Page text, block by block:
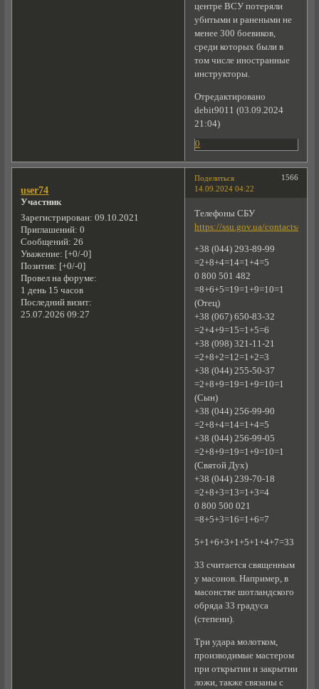
центре ВСУ потеряли
убитыми и ранеными не
менее 300 боевиков,
среди которых были в
том числе иностранные
инструкторы.
Отредактировано
debit9011 (03.09.2024
21:04)
0
Поделиться
1566
14.09.2024 04:22
user74
Участник
Зарегистрирован: 09.10.2021
Приглашений: 0
Сообщений: 26
Уважение: [+0/-0]
Позитив: [+0/-0]
Провел на форуме:
1 день 15 часов
Последний визит:
25.07.2026 09:27
Телефоны СБУ
https://ssu.gov.ua/contacts/
+38 (044) 293-89-99
=2+8+4=14=1+4=5
0 800 501 482
=8+6+5=19=1+9=10=1
(Отец)
+38 (067) 650-83-32
=2+4+9=15=1+5=6
+38 (098) 321-11-21
=2+8+2=12=1+2=3
+38 (044) 255-50-37
=2+8+9=19=1+9=10=1
(Сын)
+38 (044) 256-99-90
=2+8+4=14=1+4=5
+38 (044) 256-99-05
=2+8+9=19=1+9=10=1
(Святой Дух)
+38 (044) 239-70-18
=2+8+3=13=1+3=4
0 800 500 021
=8+5+3=16=1+6=7
5+1+6+3+1+5+1+4+7=33
33 считается священным
у масонов. Например, в
масонстве шотландского
обряда 33 градуса
(степени).
Три удара молотком,
производимые мастером
при открытии и закрытии
ложи, также связаны с